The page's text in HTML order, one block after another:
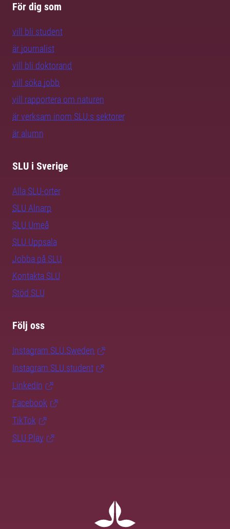
För dig som
vill bli student
är journalist
vill bli doktorand
vill söka jobb
vill rapportera om naturen
är verksam inom SLU:s sektorer
är alumn
SLU i Sverige
Alla SLU-orter
SLU Alnarp
SLU Umeå
SLU Uppsala
Jobba på SLU
Kontakta SLU
Stöd SLU
Följ oss
Instagram SLU.Sweden
Instagram SLU.student
LinkedIn
Facebook
TikTok
SLU Play